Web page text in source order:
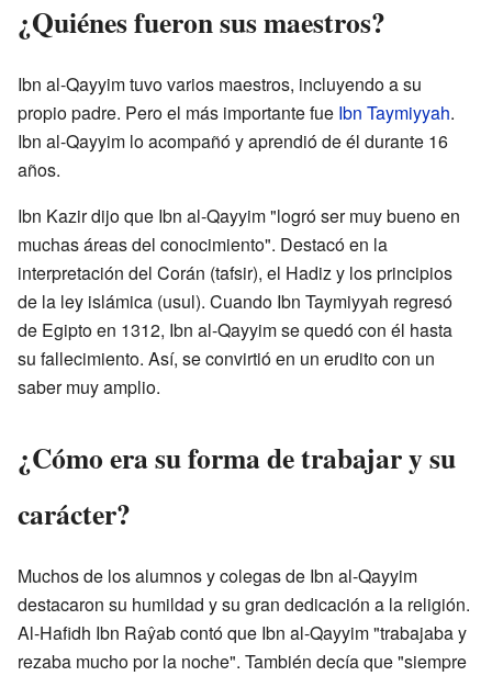
¿Quiénes fueron sus maestros?
Ibn al-Qayyim tuvo varios maestros, incluyendo a su
propio padre. Pero el más importante fue Ibn Taymiyyah.
Ibn al-Qayyim lo acompañó y aprendió de él durante 16
años.
Ibn Kazir dijo que Ibn al-Qayyim "logró ser muy bueno en
muchas áreas del conocimiento". Destacó en la
interpretación del Corán (tafsir), el Hadiz y los principios
de la ley islámica (usul). Cuando Ibn Taymiyyah regresó
de Egipto en 1312, Ibn al-Qayyim se quedó con él hasta
su fallecimiento. Así, se convirtió en un erudito con un
saber muy amplio.
¿Cómo era su forma de trabajar y su
carácter?
Muchos de los alumnos y colegas de Ibn al-Qayyim
destacaron su humildad y su gran dedicación a la religión.
Al-Hafidh Ibn Raŷab contó que Ibn al-Qayyim "trabajaba y
rezaba mucho por la noche". También decía que "siempre